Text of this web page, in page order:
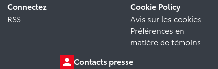
Connectez
RSS
Cookie Policy
Avis sur les cookies
Préférences en
matière de témoins
Contacts presse